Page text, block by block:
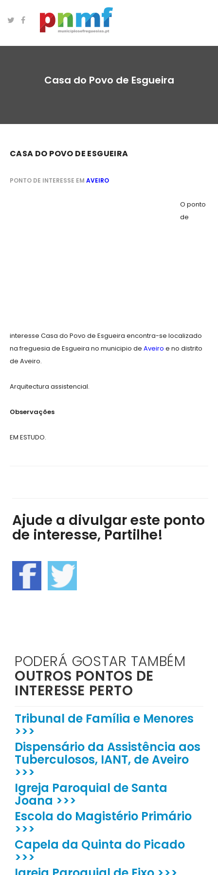
Casa do Povo de Esgueira
CASA DO POVO DE ESGUEIRA
PONTO DE INTERESSE EM AVEIRO
O ponto
de
interesse Casa do Povo de Esgueira encontra-se localizado
na freguesia de Esgueira no municipio de Aveiro e no distrito
de Aveiro.
Arquitectura assistencial.
Observações
EM ESTUDO.
Ajude a divulgar este ponto
de interesse, Partilhe!
PODERÁ GOSTAR TAMBÉM
OUTROS PONTOS DE
INTERESSE PERTO
Tribunal de Família e Menores
>>>
Dispensário da Assistência aos
Tuberculosos, IANT, de Aveiro
>>>
Igreja Paroquial de Santa
Joana >>>
Escola do Magistério Primário
>>>
Capela da Quinta do Picado
>>>